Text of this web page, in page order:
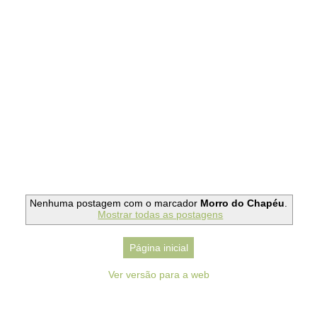
Nenhuma postagem com o marcador Morro do Chapéu.
Mostrar todas as postagens
Página inicial
Ver versão para a web